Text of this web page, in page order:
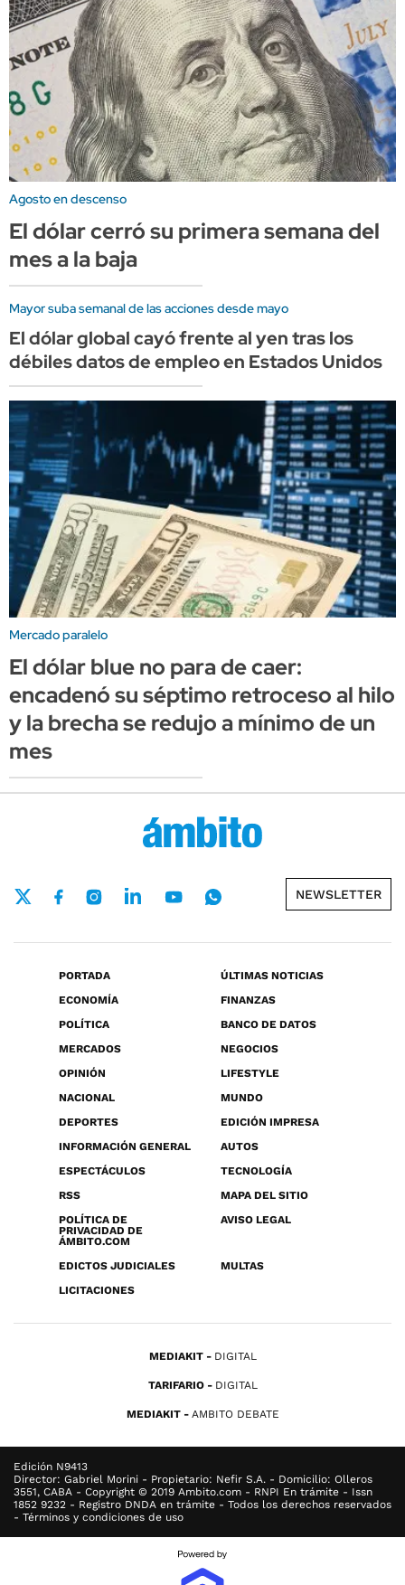
Agosto en descenso
El dólar cerró su primera semana del
mes a la baja
Mayor suba semanal de las acciones desde mayo
El dólar global cayó frente al yen tras los
débiles datos de empleo en Estados Unidos
Mercado paralelo
El dólar blue no para de caer:
encadenó su séptimo retroceso al hilo
y la brecha se redujo a mínimo de un
mes
NEWSLETTER
PORTADA
ÚLTIMAS NOTICIAS
ECONOMÍA
FINANZAS
POLÍTICA
BANCO DE DATOS
MERCADOS
NEGOCIOS
OPINIÓN
LIFESTYLE
NACIONAL
MUNDO
DEPORTES
EDICIÓN IMPRESA
INFORMACIÓN GENERAL
AUTOS
ESPECTÁCULOS
TECNOLOGÍA
RSS
MAPA DEL SITIO
POLÍTICA DE
PRIVACIDAD DE
ÁMBITO.COM
AVISO LEGAL
EDICTOS JUDICIALES
MULTAS
LICITACIONES
MEDIAKIT DIGITAL
TARIFARIO DIGITAL
MEDIAKIT AMBITO DEBATE
Edición N9413
Director: Gabriel Morini - Propietario: Nefir S.A. - Domicilio: Olleros
3551, CABA - Copyright © 2019 Ambito.com - RNPI En trámite - Issn
1852 9232 - Registro DNDA en trámite - Todos los derechos reservados
- Términos y condiciones de uso